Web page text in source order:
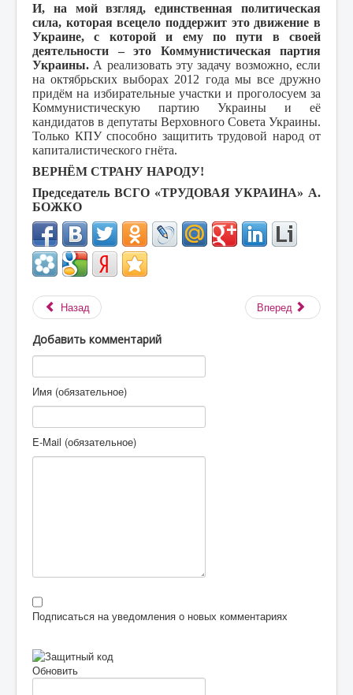
И, на мой взгляд, единственная политическая
сила, которая всецело поддержит это движение в
Украине, с которой и ему по пути в своей
деятельности – это Коммунистическая партия
Украины. А реализовать эту задачу возможно, если
на октябрьских выборах 2012 года мы все дружно
придём на избирательные участки и проголосуем за
Коммунистическую партию Украины и её
кандидатов в депутаты Верховного Совета Украины.
Только КПУ способно защитить трудовой народ от
капиталистического гнёта.
ВЕРНЁМ СТРАНУ НАРОДУ!
Председатель ВСГО «ТРУДОВАЯ УКРАИНА» А.
БОЖКО
Назад Вперед
Добавить комментарий
Имя (обязательное)
E-Mail (обязательное)
Подписаться на уведомления о новых комментариях
Обновить